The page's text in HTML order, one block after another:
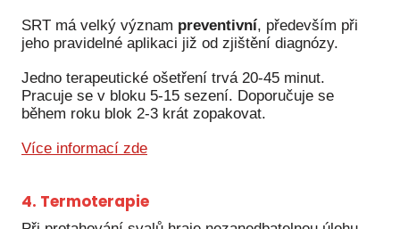
SRT má velký význam preventivní, především při
jeho pravidelné aplikaci již od zjištění diagnózy.
Jedno terapeutické ošetření trvá 20-45 minut.
Pracuje se v bloku 5-15 sezení. Doporučuje se
během roku blok 2-3 krát zopakovat.
Více informací zde
4. Termoterapie